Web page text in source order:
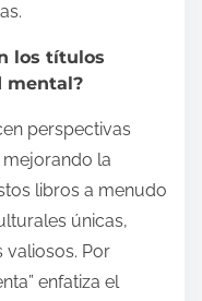
los títulos
mental?
perspectivas
la
libros a menudo
únicas,
Por
enfatiza el